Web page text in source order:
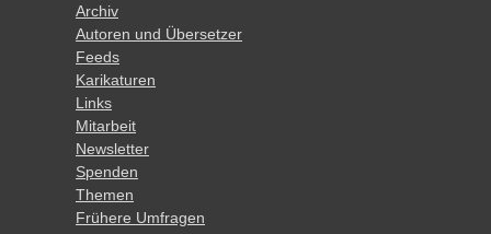
Archiv
Autoren und Übersetzer
Feeds
Karikaturen
Links
Mitarbeit
Newsletter
Spenden
Themen
Frühere Umfragen